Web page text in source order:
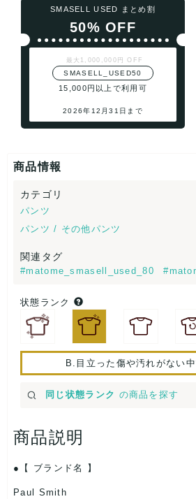
SMASELL USED まとめ割
50% OFF
最大1,000,000円 OFF
SMASELL_USED50
15,000円以上で利用可
2026年12月31日まで
商品情報
カテゴリ
パンツ
パンツ / その他パンツ
関連タグ
#matome_smasell_used_80
状態ランク
B.目立った傷や汚れがない
同じ状態ランク の商品を探す
商品説明
【 ブランド名 】
Paul Smith